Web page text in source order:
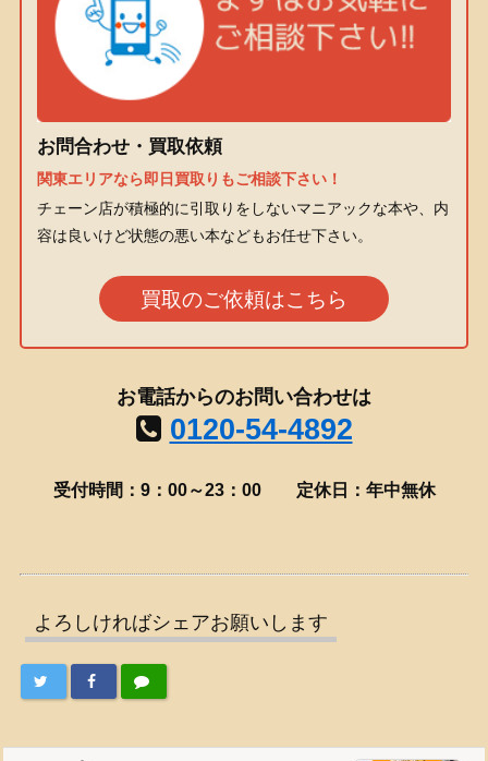
お問合わせ・買取依頼
関東エリアなら即日買取りもご相談下さい！
チェーン店が積極的に引取りをしないマニアックな本や、内
容は良いけど状態の悪い本などもお任せ下さい。
買取のご依頼はこちら
お電話からのお問い合わせは
0120-54-4892
受付時間：9：00～23：00 定休日：年中無休
よろしければシェアお願いします